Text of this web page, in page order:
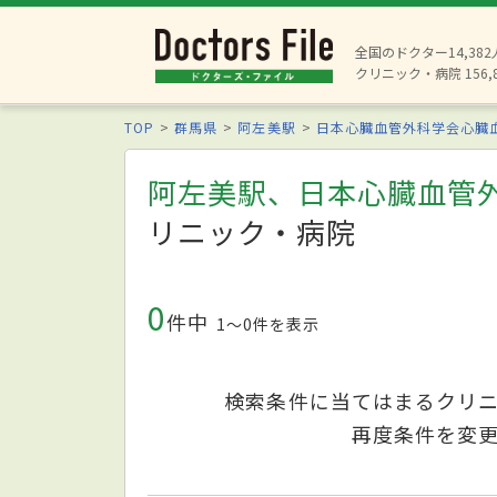
全国のドクター14,382
クリニック・病院
TOP 群馬県 阿左美駅 日本心臓血管外科学会心臓
阿左美駅、日本心臓血管
リニック・病院
0件中 1〜0件を表示
検索条件に当てはまるクリ
再度条件を変